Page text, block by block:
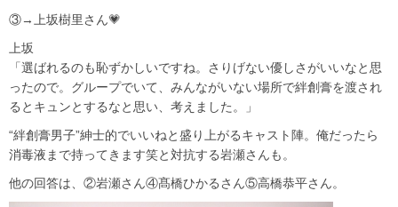
③→上坂樹里さん💗
上坂
「選ばれるのも恥ずかしいですね。さりげない優しさがいいなと思
ったので。グループでいて、みんながいない場所で絆創膏を渡され
るとキュンとするなと思い、考えました。」
“絆創膏男子”紳士的でいいねと盛り上がるキャスト陣。俺だったら
消毒液まで持ってきます笑と対抗する岩瀬さんも。
他の回答は、②岩瀬さん④髙橋ひかるさん⑤高橋恭平さん。